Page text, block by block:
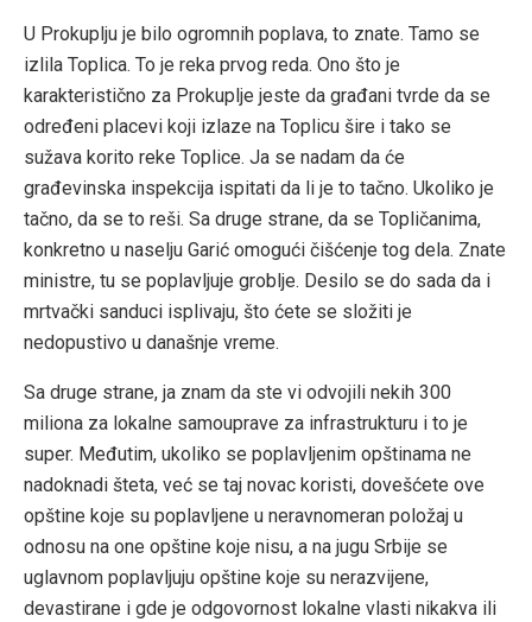
U Prokuplju je bilo ogromnih poplava, to znate. Tamo se
izlila Toplica. To je reka prvog reda. Ono što je
karakteristično za Prokuplje jeste da građani tvrde da se
određeni placevi koji izlaze na Toplicu šire i tako se
sužava korito reke Toplice. Ja se nadam da će
građevinska inspekcija ispitati da li je to tačno. Ukoliko je
tačno, da se to reši. Sa druge strane, da se Topličanima,
konkretno u naselju Garić omogući čišćenje tog dela. Znate
ministre, tu se poplavljuje groblje. Desilo se do sada da i
mrtvački sanduci isplivaju, što ćete se složiti je
nedopustivo u današnje vreme.
Sa druge strane, ja znam da ste vi odvojili nekih 300
miliona za lokalne samouprave za infrastrukturu i to je
super. Međutim, ukoliko se poplavljenim opštinama ne
nadoknadi šteta, već se taj novac koristi, dovešćete ove
opštine koje su poplavljene u neravnomeran položaj u
odnosu na one opštine koje nisu, a na jugu Srbije se
uglavnom poplavljuju opštine koje su nerazvijene,
devastirane i gde je odgovornost lokalne vlasti nikakva ili